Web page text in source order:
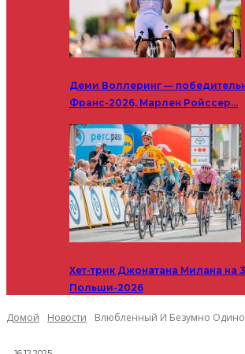
Деми Воллеринг —
Франс-2026, Марлен Ройссер…
Хет-трик Джонатана Милана на
Польши-2026
Домой Новости Влюбленный И Безумно